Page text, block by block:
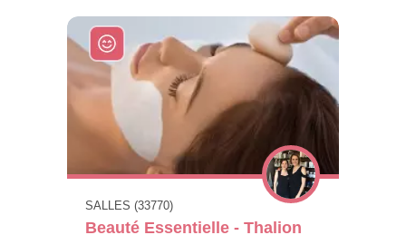
SALLES (33770)
Beauté Essentielle - Thalion